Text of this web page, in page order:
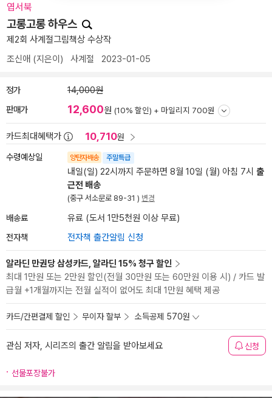
엽서북
고롱고롱 하우스
제2회 사계절그림책상 수상작
조신애 (지은이) 사계절 2023-01-05
정가 14,000원
판매가 12,600원 (10% 할인) + 마일리지 700원
카드최대혜택가 10,710원
수령예상일 양탄자배송 주말특급
내일(일) 22시까지 주문하면 8월 10일 (월) 아침 7시 출
근전 배송
(중구 서소문로 89-31 ) 변경
배송료 유료 (도서 1만5천원 이상 무료)
전자책 전자책 출간알림 신청
알라딘 만권당 삼성카드, 알라딘 15% 청구 할인
최대 1만원 또는 2만원 할인(전월 30만원 또는 60만원 이용 시) / 카드 발
급월 +1개월까지는 전월 실적이 없어도 최대 1만원 혜택 제공
카드/간편결제 할인 무이자 할부 소득공제 570원
관심 저자, 시리즈의 출간 알림을 받아보세요 신청
선물포장불가